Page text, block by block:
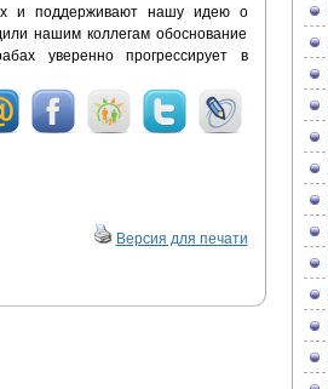
и поддерживают нашу идею о
нашим коллегам обоснование
уверенно прогрессирует в
Версия для печати